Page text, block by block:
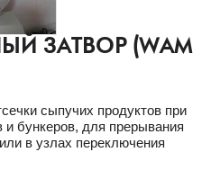
ЗАТВОР (WAM
сыпучих продуктов при
и бункеров, для прерывания
в узлах переключения